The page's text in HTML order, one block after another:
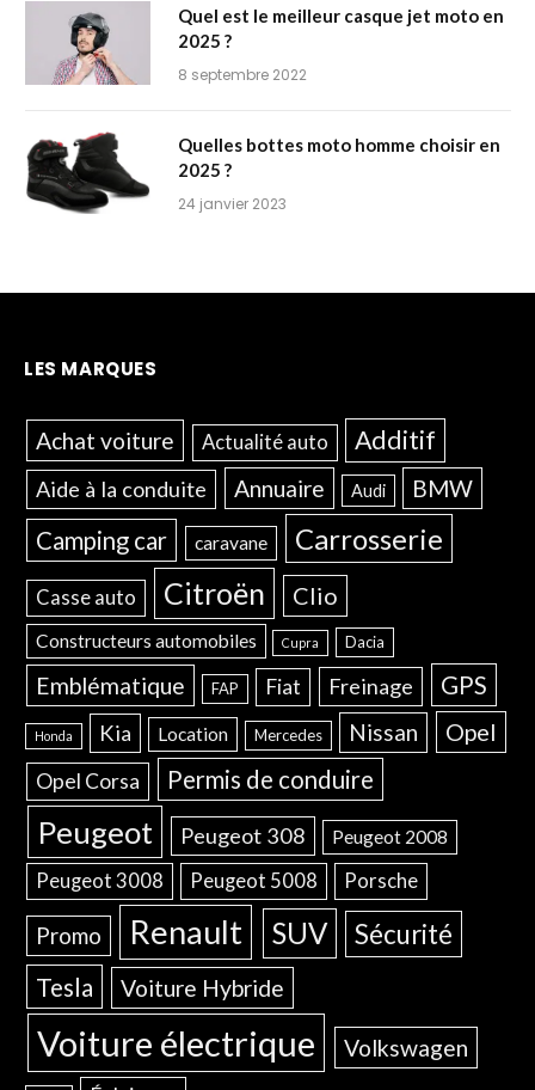
Quel est le meilleur casque jet moto en
2025 ?
8 septembre 2022
Quelles bottes moto homme choisir en
2025 ?
24 janvier 2023
LES MARQUES
Achat voiture Actualité auto Additif
Aide à la conduite Annuaire Audi BMW
Camping car caravane Carrosserie
Casse auto Citroën Clio
Constructeurs automobiles Cupra Dacia
Emblématique FAP Fiat Freinage GPS
Honda Kia Location Mercedes Nissan Opel
Opel Corsa Permis de conduire
Peugeot Peugeot 308 Peugeot 2008
Peugeot 3008 Peugeot 5008 Porsche
Promo Renault SUV Sécurité
Tesla Voiture Hybride
Voiture électrique Volkswagen